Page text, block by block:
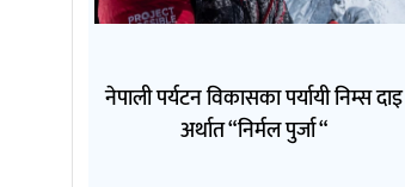
नेपाली पर्यटन विकासका पर्यायी निम्स दाइ
अर्थात “निर्मल पुर्जा “